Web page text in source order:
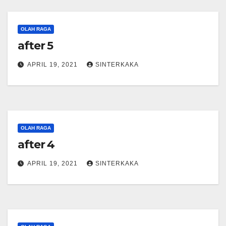
OLAH RAGA
after 5
APRIL 19, 2021 SINTERKAKA
OLAH RAGA
after 4
APRIL 19, 2021 SINTERKAKA